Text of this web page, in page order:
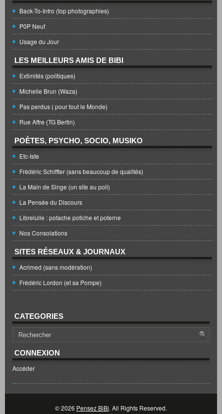
Back-To-Intro (top photographies)
P0P Neuf
Usage du Jour
LES MEILLEURS AMIS DE BIBI
Extimités (politiques)
Michelle Brun (Waza)
Pas perdus ( pour tout le Monde)
Rue Affre (TG Bertin)
POÈTES, PSYCHO, SOCIO, MUSIKO
Etc-Iste
Frédéric Schiffter (sans beaucoup de qualités)
La Main de Singe (un site au poil)
La Pensée du Discours
Librelulle : potache potiche et poterne
Nos Consolations
SITES RÉSEAUX & JOURNAUX
Acrimed (sans modération)
Frédéric Lordon (et sa Pompe)
CATEGORIES
CONNEXION
Accéder
© 2026 Pensez BiBi. All Rights Reserved.